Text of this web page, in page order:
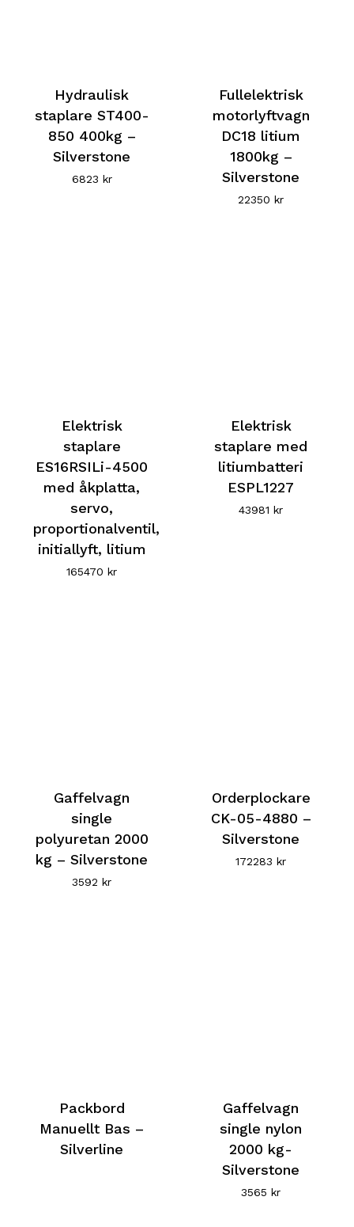
Hydraulisk
staplare ST400-
850 400kg –
Silverstone
6823 kr
Fullelektrisk
motorlyftvagn
DC18 litium
1800kg –
Silverstone
22350kr
Elektrisk
staplare
ES16RSILi-4500
med åkplatta,
servo,
proportionalventil,
initiallyft, litium
165470kr
Elektrisk
staplare med
litiumbatteri
ESPL1227
43981kr
Gaffelvagn
single
polyuretan 2000
kg – Silverstone
3592kr
Orderplockare
CK-05-4880 –
Silverstone
172283kr
Packbord
Manuellt Bas –
Silverline
Gaffelvagn
single nylon
2000 kg-
Silverstone
3565kr